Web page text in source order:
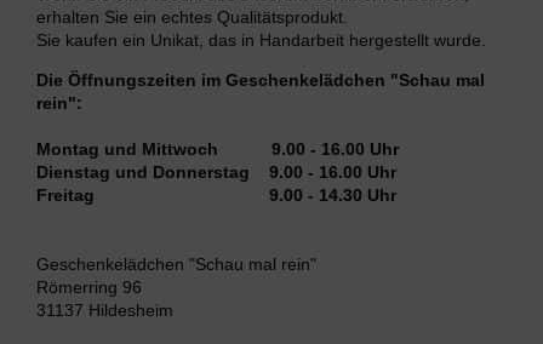
erhalten Sie ein echtes Qualitätsprodukt.
Sie kaufen ein Unikat, das in Handarbeit hergestellt wurde.
Die Öffnungszeiten im Geschenkelädchen "Schau mal
rein":
Montag und Mittwoch 9.00 - 16.00 Uhr
Dienstag und Donnerstag 9.00 - 16.00 Uhr
Freitag 9.00 - 14.30 Uhr
Geschenkelädchen "Schau mal rein"
Römerring 96
31137 Hildesheim